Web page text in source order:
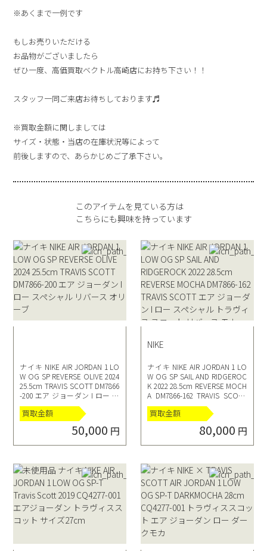
※あくまで一例です
もしお売りいただける
お品物がございましたら
ぜひ一度、高価買取ベクトル高崎店にお持ち下さい！！
スタッフ一同ご来店お待ちしております♬
※買取金額に関しましては
サイズ・状態・当店の在庫状況等によって
前後しますので、あらかじめご了承下さい。
このアイテムを見ている方は
こちらにも興味を持っています
ナイキ NIKE AIR JORDAN 1 LO
W OG SP REVERSE OLIVE 2024
25.5cm TRAVIS SCOTT DM7866
-200 エア ジョーダン I ロー ス
ペシャル リバース オリーブ
買取金額
50,000 円
NIKE
ナイキ NIKE AIR JORDAN 1 LO
W OG SP SAIL AND RIDGEROC
K 2022 28.5cm REVERSE MOCH
A DM7866-162 TRAVIS SCOTT
エア ジョーダン I ロー スペシ
ャル トラヴィス スコット リバ
ース モカ
買取金額
80,000 円